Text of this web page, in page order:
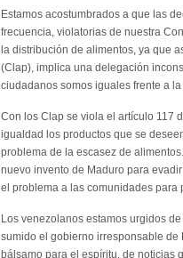
Estamos acostumbrados a que las
frecuencia, violatorias de nuestra
la distribución de alimentos, ya que
(Clap), implica una delegación
ciudadanos somos iguales frente a la
Con los Clap se viola el artículo 117
igualdad los productos que se
problema de la escasez de
nuevo invento de Maduro para
el problema a las comunidades para
Los venezolanos estamos urgidos
sumido el gobierno irresponsable
bálsamo para el espíritu, de noticias